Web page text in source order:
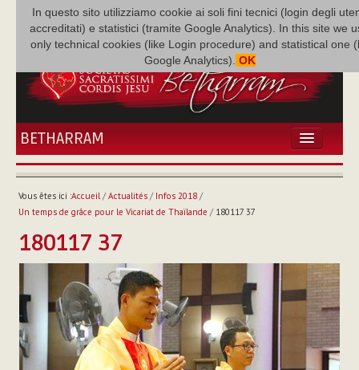
In questo sito utilizziamo cookie ai soli fini tecnici (login degli
accreditati) e statistici (tramite Google Analytics). In this site we
only technical cookies (like Login procedure) and statistical one
Google Analytics). OK
BETHARRAM
ACCUEIL
BÉTHARRAM
MISSION
MULTIMÉDIA
P. AUGUSTE ETCHÉCOPAR
Vous êtes ici :Accueil/ Actualités/ Infos 2018/
Un temps de grâce pour le Vicariat de Thaïlande / 180117 37
180117 37